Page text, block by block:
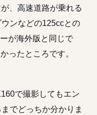
、高速道路が乗れる
ンなどの125ccとの
が海外版と同じで
ったところです。
で撮影してもエン
でどっちか分かりま